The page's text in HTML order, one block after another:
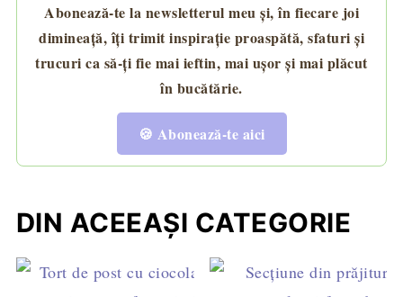
Abonează-te la newsletterul meu și, în fiecare joi
dimineață, îți trimit inspirație proaspătă, sfaturi și
trucuri ca să-ți fie mai ieftin, mai ușor și mai plăcut
în bucătărie.
🍪 Abonează-te aici
DIN ACEEAȘI CATEGORIE